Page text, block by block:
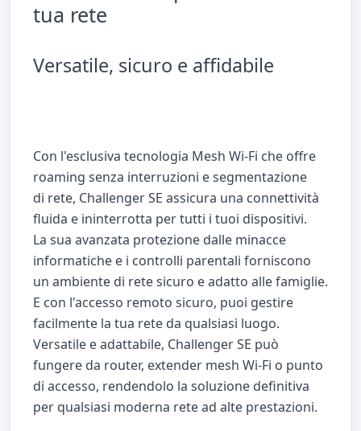
tua rete
Versatile, sicuro e affidabile
Con l'esclusiva tecnologia Mesh Wi-Fi che offre
roaming senza interruzioni e segmentazione
di rete, Challenger SE assicura una connettività
fluida e ininterrotta per tutti i tuoi dispositivi.
La sua avanzata protezione dalle minacce
informatiche e i controlli parentali forniscono
un ambiente di rete sicuro e adatto alle famiglie.
E con l'accesso remoto sicuro, puoi gestire
facilmente la tua rete da qualsiasi luogo.
Versatile e adattabile, Challenger SE può
fungere da router, extender mesh Wi-Fi o punto
di accesso, rendendolo la soluzione definitiva
per qualsiasi moderna rete ad alte prestazioni.